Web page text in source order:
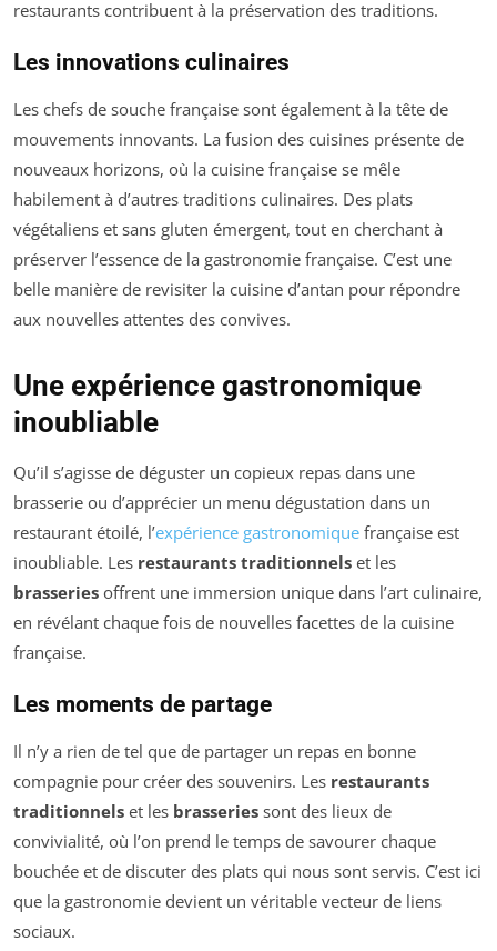
restaurants contribuent à la préservation des traditions.
Les innovations culinaires
Les chefs de souche française sont également à la tête de
mouvements innovants. La fusion des cuisines présente de
nouveaux horizons, où la cuisine française se mêle
habilement à d’autres traditions culinaires. Des plats
végétaliens et sans gluten émergent, tout en cherchant à
préserver l’essence de la gastronomie française. C’est une
belle manière de revisiter la cuisine d’antan pour répondre
aux nouvelles attentes des convives.
Une expérience gastronomique
inoubliable
Qu’il s’agisse de déguster un copieux repas dans une
brasserie ou d’apprécier un menu dégustation dans un
restaurant étoilé, l’expérience gastronomique française est
inoubliable. Les restaurants traditionnels et les
brasseries offrent une immersion unique dans l’art culinaire,
en révélant chaque fois de nouvelles facettes de la cuisine
française.
Les moments de partage
Il n’y a rien de tel que de partager un repas en bonne
compagnie pour créer des souvenirs. Les restaurants
traditionnels et les brasseries sont des lieux de
convivialité, où l’on prend le temps de savourer chaque
bouchée et de discuter des plats qui nous sont servis. C’est ici
que la gastronomie devient un véritable vecteur de liens
sociaux.